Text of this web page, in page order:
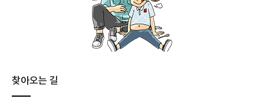
찾아오는 길